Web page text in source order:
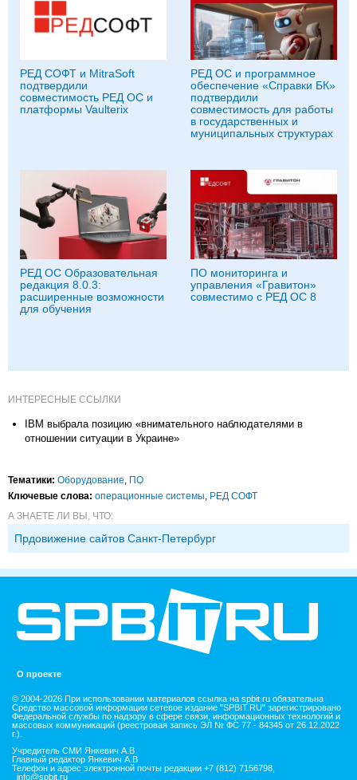
РЕД СОФТ и MitraSoft
подтвердили
совместимость РЕД ОС и
платформы Vaulterix
РЕД ОС и программное
обеспечение «Справки БК»
подтвердили
совместимость для работы
в государственных и
муниципальных структурах
РЕД ОС Образовательная
редакция 8.0.3:
расширенные возможности
для обучения
ПО мониторинга и
управления «Гравитон»
совместимо с РЕД ОС 8
ИНТЕРЕСНЫЕ ССЫЛКИ
IBM выбрала позицию «внимательного наблюдателями в
отношении ситуации в Украине»
Тематики: Оборудование ПО
Ключевые слова: операционные системы РЕД СОФТ
А ЗНАЕТЕ ЛИ ВЫ, ЧТО:
Прдовижение сайтов Санкт-Петербург
О проекте
© 2004-2026 При использовании материалов ссылка на spbit.ru обязательна
Средство массовой информации сетевое издание "SPBIT.RU" зарегистрировано
Федеральной службы по надзору в сфере связи, информационных технологий и
массовых коммуникаций (реестровая запись ЭЛ № ФС 77 - 84345 от 26.12.2022
г.).
Учредитель СМИ Янкевич А.В
Главный редактор Янкевич А.В
Телефон и адрес электронной почты редакции +7 (812) 7156798,
info@spbit.ru